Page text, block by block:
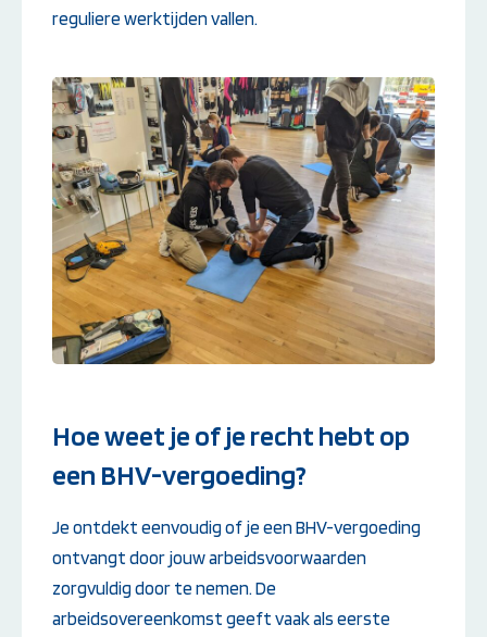
reguliere werktijden vallen.
Hoe weet je of je recht hebt op
een BHV-vergoeding?
Je ontdekt eenvoudig of je een BHV-vergoeding
ontvangt door jouw arbeidsvoorwaarden
zorgvuldig door te nemen. De
arbeidsovereenkomst geeft vaak als eerste